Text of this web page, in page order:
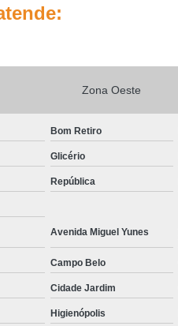
Zona Oeste
Bom Retiro
Glicério
República
Avenida Miguel Yunes
Campo Belo
Cidade Jardim
Higienópolis